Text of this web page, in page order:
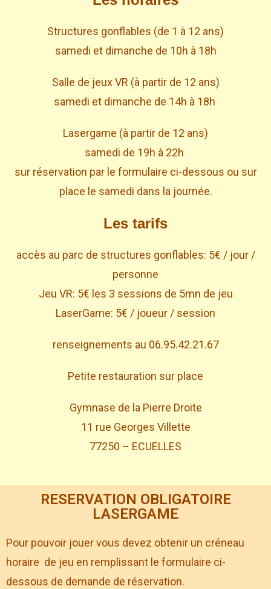
Structures gonflables (de 1 à 12 ans)
samedi et dimanche de 10h à 18h
Salle de jeux VR (à partir de 12 ans)
samedi et dimanche de 14h à 18h
Lasergame (à partir de 12 ans)
samedi de 19h à 22h
sur réservation par le formulaire ci-dessous ou sur
place le samedi dans la journée.
Les tarifs
accès au parc de structures gonflables: 5€ / jour /
personne
Jeu VR: 5€ les 3 sessions de 5mn de jeu
LaserGame: 5€ / joueur / session
renseignements au 06.95.42.21.67
Petite restauration sur place
Gymnase de la Pierre Droite
11 rue Georges Villette
77250 – ECUELLES
RESERVATION OBLIGATOIRE
LASERGAME
Pour pouvoir jouer vous devez obtenir un créneau
horaire de jeu en remplissant le formulaire ci-
dessous de demande de réservation.